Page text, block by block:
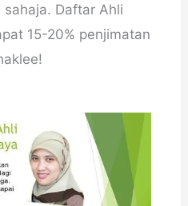
Daftar Ahli
15-20% penjimatan